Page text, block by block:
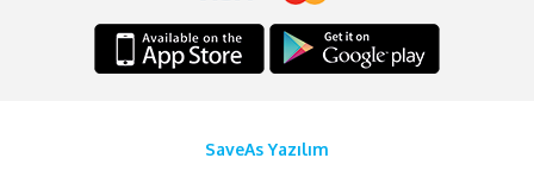
SaveAs Yazılım